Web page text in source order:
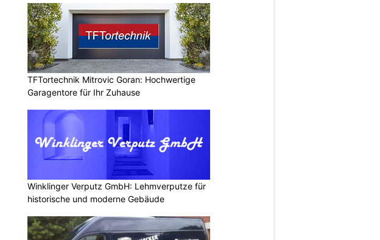
TFTortechnik Mitrovic Goran: Hochwertige
Garagentore für Ihr Zuhause
Winklinger Verputz GmbH: Lehmverputze für
historische und moderne Gebäude